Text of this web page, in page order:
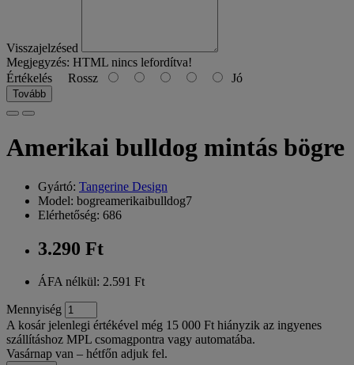
Visszajelzésed
Megjegyzés: HTML nincs lefordítva!
Értékelés Rossz Jó
Tovább
Amerikai bulldog mintás bögre
Gyártó: Tangerine Design
Model: bogreamerikaibulldog7
Elérhetőség: 686
3.290 Ft
ÁFA nélkül: 2.591 Ft
Mennyiség
A kosár jelenlegi értékével még 15 000 Ft hiányzik az ingyenes
szállításhoz MPL csomagpontra vagy automatába.
Vasárnap van – hétfőn adjuk fel.